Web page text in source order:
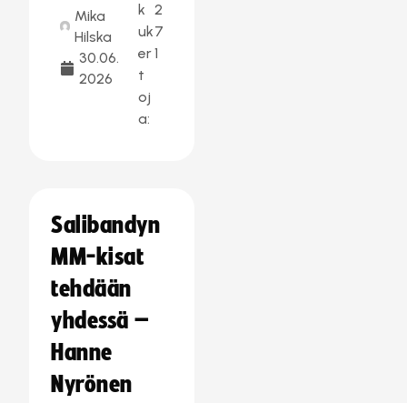
Mika
Hilska
30.06.
2026
k
uk
er
t
oj
a:
2
7
1
Salibandyn
MM-kisat
tehdään
yhdessä –
Hanne
Nyrönen